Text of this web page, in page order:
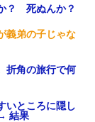
？ 死ぬんか？
義弟の子じゃな
折角の旅行で何
いところに隠し
結果